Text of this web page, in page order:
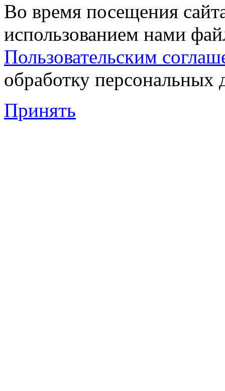
Во время посещения
использованием нами
Пользовательским
обработку персональных
Принять